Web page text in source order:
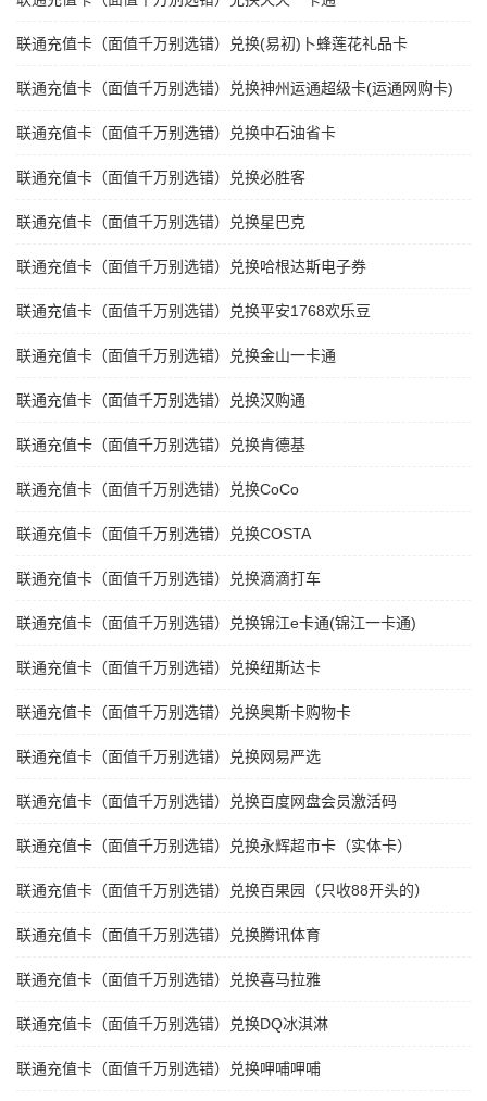
联通充值卡（面值千万别选错）兑换(易初)卜蜂莲花礼品卡
联通充值卡（面值千万别选错）兑换神州运通超级卡(运通网购卡)
联通充值卡（面值千万别选错）兑换中石油省卡
联通充值卡（面值千万别选错）兑换必胜客
联通充值卡（面值千万别选错）兑换星巴克
联通充值卡（面值千万别选错）兑换哈根达斯电子券
联通充值卡（面值千万别选错）兑换平安1768欢乐豆
联通充值卡（面值千万别选错）兑换金山一卡通
联通充值卡（面值千万别选错）兑换汉购通
联通充值卡（面值千万别选错）兑换肯德基
联通充值卡（面值千万别选错）兑换CoCo
联通充值卡（面值千万别选错）兑换COSTA
联通充值卡（面值千万别选错）兑换滴滴打车
联通充值卡（面值千万别选错）兑换锦江e卡通(锦江一卡通)
联通充值卡（面值千万别选错）兑换纽斯达卡
联通充值卡（面值千万别选错）兑换奥斯卡购物卡
联通充值卡（面值千万别选错）兑换网易严选
联通充值卡（面值千万别选错）兑换百度网盘会员激活码
联通充值卡（面值千万别选错）兑换永辉超市卡（实体卡）
联通充值卡（面值千万别选错）兑换百果园（只收88开头的）
联通充值卡（面值千万别选错）兑换腾讯体育
联通充值卡（面值千万别选错）兑换喜马拉雅
联通充值卡（面值千万别选错）兑换DQ冰淇淋
联通充值卡（面值千万别选错）兑换呷哺呷哺